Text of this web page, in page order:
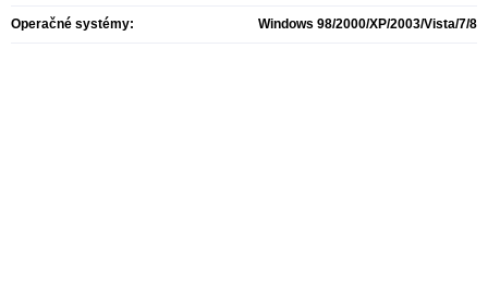
Operačné systémy: Windows 98/2000/XP/2003/Vista/7/8